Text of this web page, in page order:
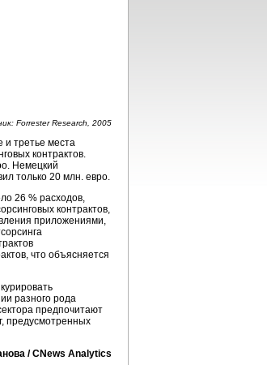
Forrester Research, 2005
и третье места
контрактов.
Немецкий
только 20 млн. евро.
26 % расходов,
контрактов,
приложениями,
что объясняется
разного рода
предпочитают
предусмотренных
/ CNews Analytics